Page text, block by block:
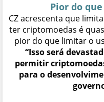
Pior do
CZ acrescenta que
ter criptomoedas é
pior do que limitar o
“Isso será
permitir
para o